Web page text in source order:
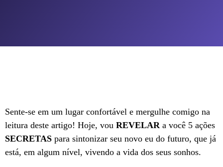
Sente-se em um lugar confortável e mergulhe comigo na
leitura deste artigo! Hoje, vou REVELAR a você 5 ações
SECRETAS para sintonizar seu novo eu do futuro, que já
está, em algum nível, vivendo a vida dos seus sonhos.